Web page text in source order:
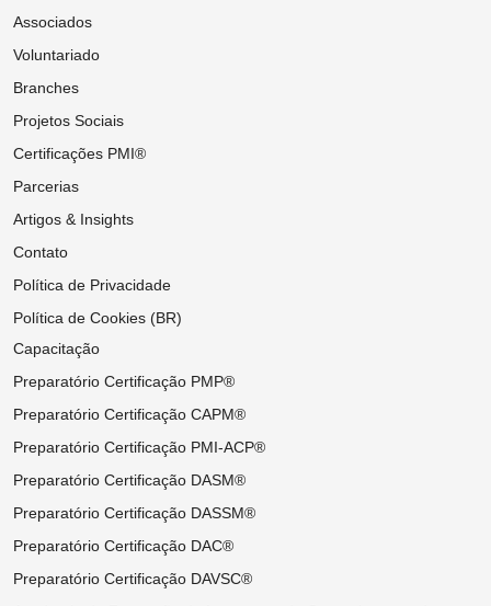
Associados
Voluntariado
Branches
Projetos Sociais
Certificações PMI®
Parcerias
Artigos & Insights
Contato
Política de Privacidade
Política de Cookies (BR)
Capacitação
Preparatório Certificação PMP®
Preparatório Certificação CAPM®
Preparatório Certificação PMI-ACP®
Preparatório Certificação DASM®
Preparatório Certificação DASSM®
Preparatório Certificação DAC®
Preparatório Certificação DAVSC®